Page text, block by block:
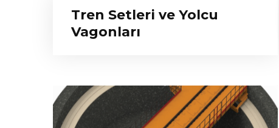
Tren Setleri ve Yolcu
Vagonları